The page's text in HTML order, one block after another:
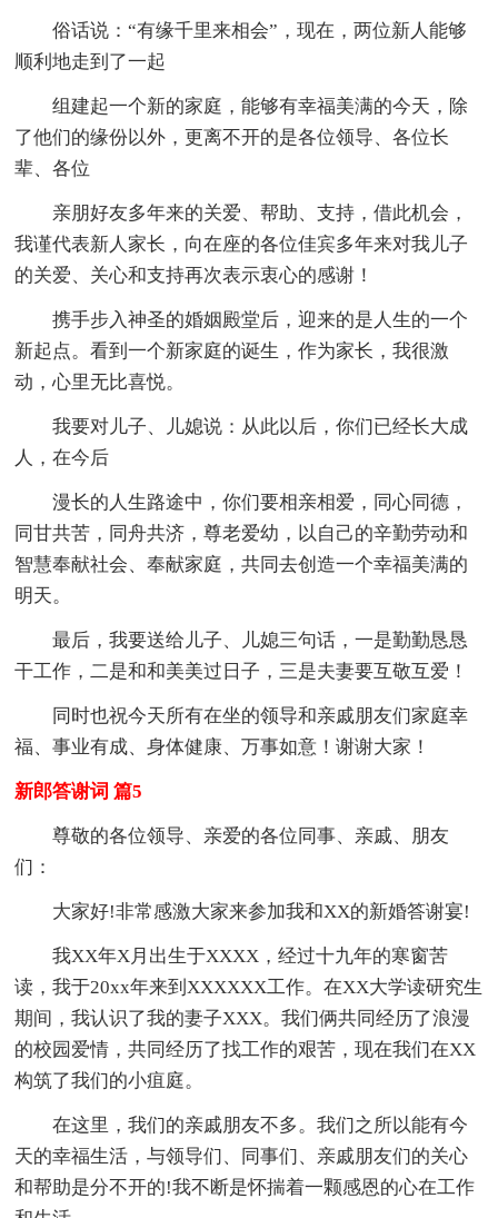
俗话说：“有缘千里来相会”，现在，两位新人能够
顺利地走到了一起
组建起一个新的家庭，能够有幸福美满的今天，除
了他们的缘份以外，更离不开的是各位领导、各位长
辈、各位
亲朋好友多年来的关爱、帮助、支持，借此机会，
我谨代表新人家长，向在座的各位佳宾多年来对我儿子
的关爱、关心和支持再次表示衷心的感谢！
携手步入神圣的婚姻殿堂后，迎来的是人生的一个
新起点。看到一个新家庭的诞生，作为家长，我很激
动，心里无比喜悦。
我要对儿子、儿媳说：从此以后，你们已经长大成
人，在今后
漫长的人生路途中，你们要相亲相爱，同心同德，
同甘共苦，同舟共济，尊老爱幼，以自己的辛勤劳动和
智慧奉献社会、奉献家庭，共同去创造一个幸福美满的
明天。
最后，我要送给儿子、儿媳三句话，一是勤勤恳恳
干工作，二是和和美美过日子，三是夫妻要互敬互爱！
同时也祝今天所有在坐的领导和亲戚朋友们家庭幸
福、事业有成、身体健康、万事如意！谢谢大家！
新郎答谢词 篇5
尊敬的各位领导、亲爱的各位同事、亲戚、朋友
们：
大家好!非常感激大家来参加我和XX的新婚答谢宴!
我XX年X月出生于XXXX，经过十九年的寒窗苦
读，我于20xx年来到XXXXXX工作。在XX大学读研究生
期间，我认识了我的妻子XXX。我们俩共同经历了浪漫
的校园爱情，共同经历了找工作的艰苦，现在我们在XX
构筑了我们的小疽庭。
在这里，我们的亲戚朋友不多。我们之所以能有今
天的幸福生活，与领导们、同事们、亲戚朋友们的关心
和帮助是分不开的!我不断是怀揣着一颗感恩的心在工作